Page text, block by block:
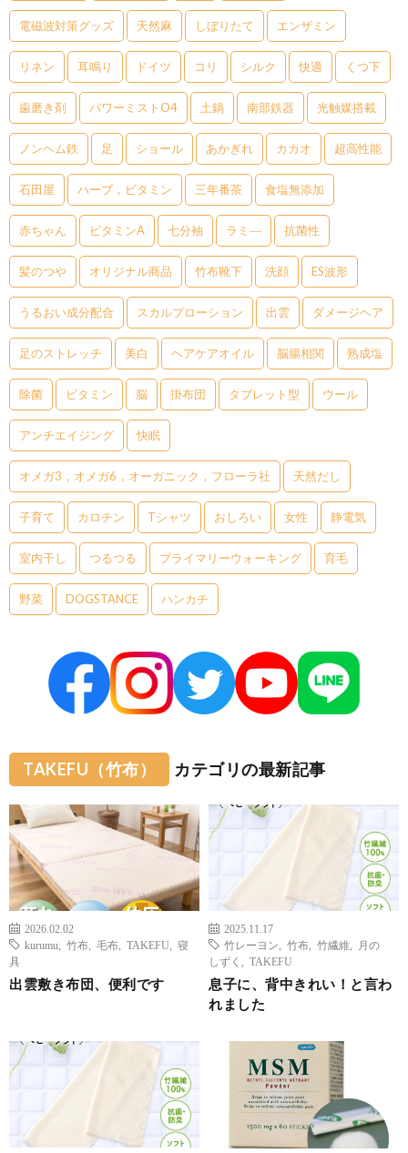
電磁波対策グッズ 天然麻 しぼりたて エンザミン
リネン 耳鳴り ドイツ コリ シルク 快適 くつ下
歯磨き剤 パワーミストO4 土鍋 南部鉄器 光触媒搭載
ノンヘム鉄 足 ショール あかぎれ カカオ 超高性能
石田屋 ハーブ，ビタミン 三年番茶 食塩無添加
赤ちゃん ビタミンA 七分袖 ラミ― 抗菌性
髪のつや オリジナル商品 竹布靴下 洗顔 ES波形
うるおい成分配合 スカルプローション 出雲 ダメージヘア
足のストレッチ 美白 ヘアケアオイル 脳腸相関 熟成塩
除菌 ビタミン 脳 掛布団 タブレット型 ウール
アンチエイジング 快眠
オメガ3，オメガ6，オーガニック，フローラ社 天然だし
子育て カロチン Tシャツ おしろい 女性 静電気
室内干し つるつる プライマリーウォーキング 育毛
野菜 DOGSTANCE ハンカチ
TAKEFU（竹布） カテゴリの最新記事
2026.02.02
kurumu
竹布 毛布 TAKEFU
寝
具
出雲敷き布団、便利です
2025.11.17
竹レーヨン
竹布 竹繊維
月の
しずく
TAKEFU
息子に、背中きれい！と言わ
れました